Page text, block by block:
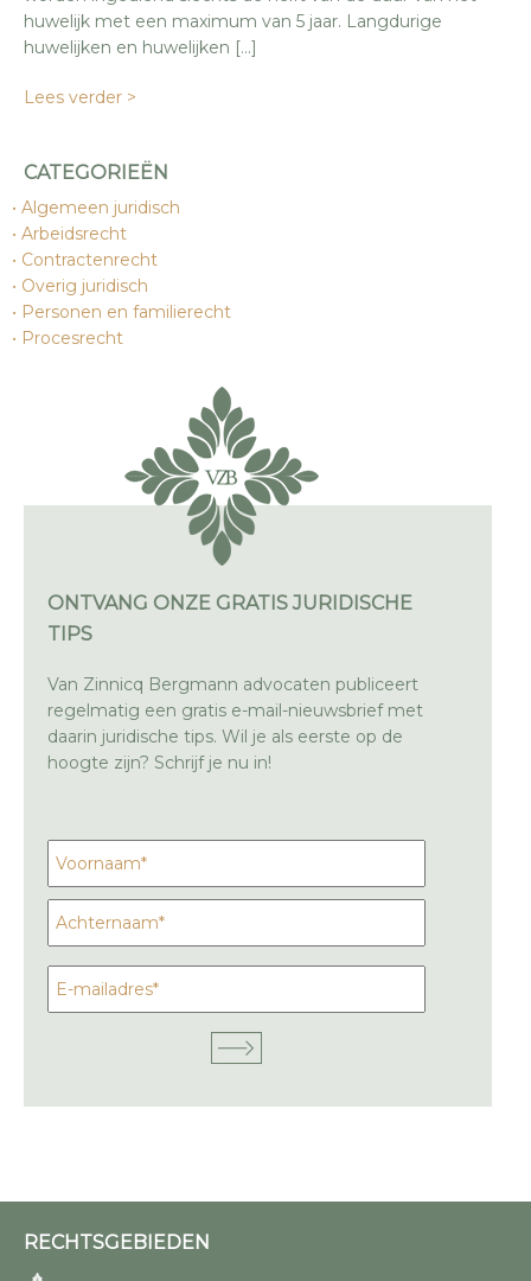
huwelijk met een maximum van 5 jaar. Langdurige
huwelijken en huwelijken […]
Lees verder >
CATEGORIEËN
Algemeen juridisch
Arbeidsrecht
Contractenrecht
Overig juridisch
Personen en familierecht
Procesrecht
ONTVANG ONZE GRATIS JURIDISCHE
TIPS
Van Zinnicq Bergmann advocaten publiceert
regelmatig een gratis e-mail-nieuwsbrief met
daarin juridische tips. Wil je als eerste op de
hoogte zijn? Schrijf je nu in!
RECHTSGEBIEDEN